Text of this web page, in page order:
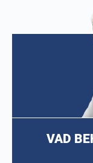
VAD